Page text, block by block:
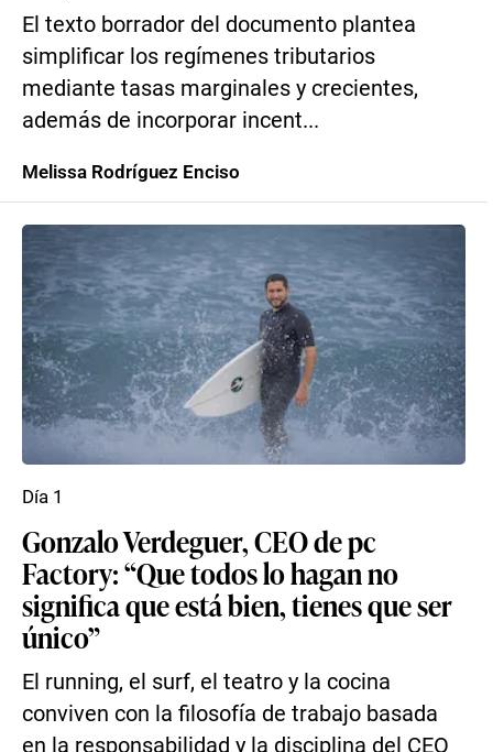
El texto borrador del documento plantea
simplificar los regímenes tributarios
mediante tasas marginales y crecientes,
además de incorporar incent...
Melissa Rodríguez Enciso
Gonzalo Verdeguer, CEO de pc
Factory: “Que todos lo hagan no
significa que está bien, tienes que ser
único”
El running, el surf, el teatro y la cocina
conviven con la filosofía de trabajo basada
en la responsabilidad y la disciplina del CEO
Día 1